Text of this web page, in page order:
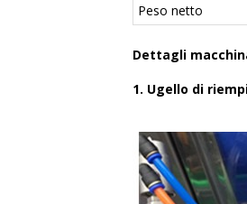
Peso netto
Dettagli
1. Ugello di